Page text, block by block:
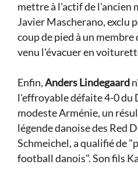
mettre à l'actif de l'ancien
Javier Mascherano, exclu
coup de pied à un
venu l'évacuer en
Enfin,Anders Lindegaard
l'effroyable défaite 4-0 du
modeste Arménie, un
légende danoise des Red
Schmeichel, a qualifié de
football danois". Son fils